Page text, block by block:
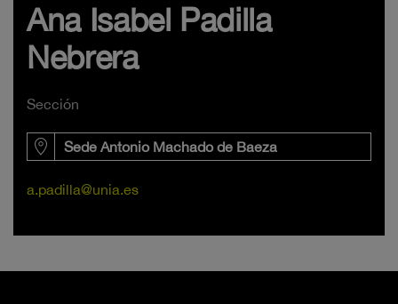
Ana Isabel Padilla
Nebrera
Sección
Sede Antonio Machado de Baeza
a.padilla@unia.es